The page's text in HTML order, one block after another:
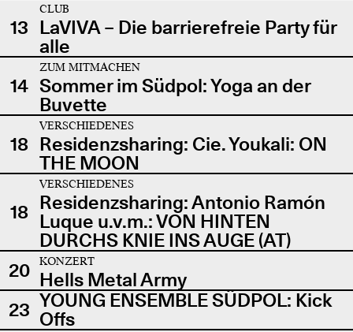
13
CLUB
LaVIVA – Die barrierefreie Party für
alle
14
ZUM MITMACHEN
Sommer im Südpol: Yoga an der
Buvette
18
VERSCHIEDENES
Residenzsharing: Cie. Youkali: ON
THE MOON
18
VERSCHIEDENES
Residenzsharing: Antonio Ramón
Luque u.v.m.: VON HINTEN
DURCHS KNIE INS AUGE (AT)
20
KONZERT
Hells Metal Army
23 YOUNG ENSEMBLE SÜDPOL: Kick
Offs